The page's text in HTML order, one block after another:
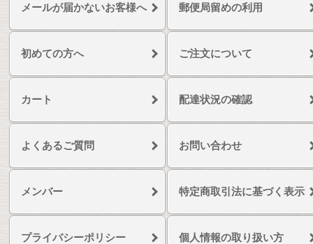
メールが届かないお客様へ 郵便局留めの利用
初めての方へ ご注文について
カート 配達状況の確認
よくあるご質問 お問い合わせ
メンバー 特定商取引法に基づく表示
プライバシーポリシー 個人情報の取り扱い方